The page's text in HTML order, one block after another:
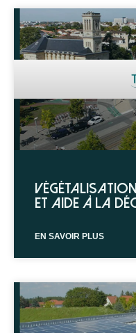
et aide à la
EN SAVOIR PLUS